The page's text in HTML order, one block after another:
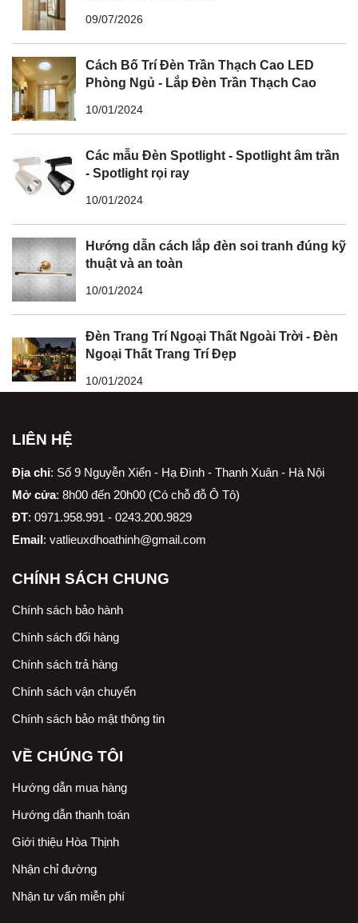
09/07/2026
Cách Bố Trí Đèn Trần Thạch Cao LED
Phòng Ngủ - Lắp Đèn Trần Thạch Cao
10/01/2024
Các mẫu Đèn Spotlight - Spotlight âm trần
- Spotlight rọi ray
10/01/2024
Hướng dẫn cách lắp đèn soi tranh đúng kỹ
thuật và an toàn
10/01/2024
Đèn Trang Trí Ngoại Thất Ngoài Trời - Đèn
Ngoại Thất Trang Trí Đẹp
10/01/2024
LIÊN HỆ
Địa chỉ: Số 9 Nguyễn Xiển - Hạ Đình - Thanh Xuân - Hà Nội
Mở cửa: 8h00 đến 20h00 (Có chỗ đỗ Ô Tô)
ĐT: 0971.958.991 - 0243.200.9829
Email: vatlieuxdhoathinh@gmail.com
CHÍNH SÁCH CHUNG
Chính sách bảo hành
Chính sách đổi hàng
Chính sách trả hàng
Chính sách vận chuyển
Chính sách bảo mật thông tin
VỀ CHÚNG TÔI
Hướng dẫn mua hàng
Hướng dẫn thanh toán
Giới thiệu Hòa Thịnh
Nhận chỉ đường
Nhận tư vấn miễn phí